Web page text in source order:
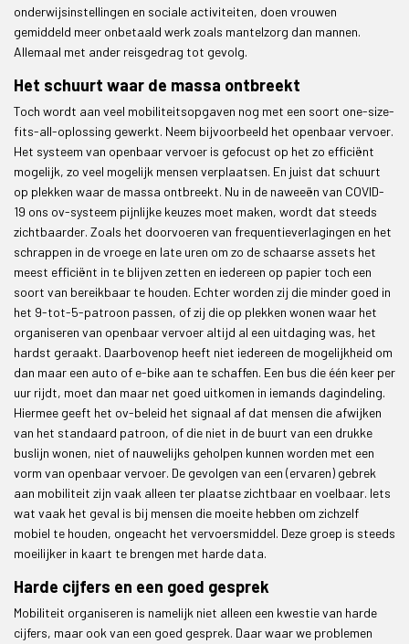
onderwijsinstellingen en sociale activiteiten, doen vrouwen
gemiddeld meer onbetaald werk zoals mantelzorg dan mannen.
Allemaal met ander reisgedrag tot gevolg.
Het schuurt waar de massa ontbreekt
Toch wordt aan veel mobiliteitsopgaven nog met een soort one-size-
fits-all-oplossing gewerkt. Neem bijvoorbeeld het openbaar vervoer.
Het systeem van openbaar vervoer is gefocust op het zo efficiënt
mogelijk, zo veel mogelijk mensen verplaatsen. En juist dat schuurt
op plekken waar de massa ontbreekt. Nu in de naweeën van COVID-
19 ons ov-systeem pijnlijke keuzes moet maken, wordt dat steeds
zichtbaarder. Zoals het doorvoeren van frequentieverlagingen en het
schrappen in de vroege en late uren om zo de schaarse assets het
meest efficiënt in te blijven zetten en iedereen op papier toch een
soort van bereikbaar te houden. Echter worden zij die minder goed in
het 9-tot-5-patroon passen, of zij die op plekken wonen waar het
organiseren van openbaar vervoer altijd al een uitdaging was, het
hardst geraakt. Daarbovenop heeft niet iedereen de mogelijkheid om
dan maar een auto of e-bike aan te schaffen. Een bus die één keer per
uur rijdt, moet dan maar net goed uitkomen in iemands dagindeling.
Hiermee geeft het ov-beleid het signaal af dat mensen die afwijken
van het standaard patroon, of die niet in de buurt van een drukke
buslijn wonen, niet of nauwelijks geholpen kunnen worden met een
vorm van openbaar vervoer. De gevolgen van een (ervaren) gebrek
aan mobiliteit zijn vaak alleen ter plaatse zichtbaar en voelbaar. Iets
wat vaak het geval is bij mensen die moeite hebben om zichzelf
mobiel te houden, ongeacht het vervoersmiddel. Deze groep is steeds
moeilijker in kaart te brengen met harde data.
Harde cijfers en een goed gesprek
Mobiliteit organiseren is namelijk niet alleen een kwestie van harde
cijfers, maar ook van een goed gesprek. Daar waar we problemen